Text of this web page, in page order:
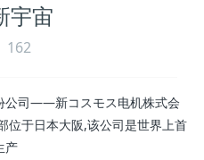
宇宙
162
公司——新コスモス电机株式会
位于日本大阪,该公司是世界上首
产